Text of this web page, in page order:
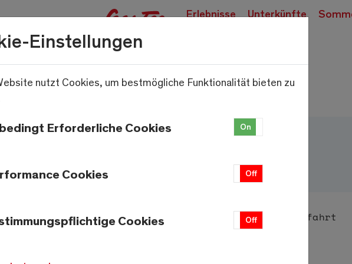
Erlebnisse
Unterkünfte
WetterSaas-Fee
22.8°C
Anfahrt
Einstellungen
nutzt Cookies, um bestmögliche Funktionalität bieten zu
Erforderliche Cookies On
Cookies Off
Cookies Off